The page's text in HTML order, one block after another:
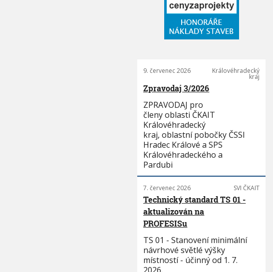
9. červenec 2026 Královéhradecký
kraj
Zpravodaj 3/2026
ZPRAVODAJ pro
členy oblasti ČKAIT
Královéhradecký
kraj, oblastní pobočky ČSSI
Hradec Králové a SPS
Královéhradeckého a
Pardubi
7. červenec 2026 SVI ČKAIT
Technický standard TS 01 -
aktualizován na
PROFESISu
TS 01 - Stanovení minimální
návrhové světlé výšky
místností - účinný od 1. 7.